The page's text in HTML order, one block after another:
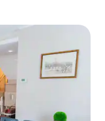
arasında